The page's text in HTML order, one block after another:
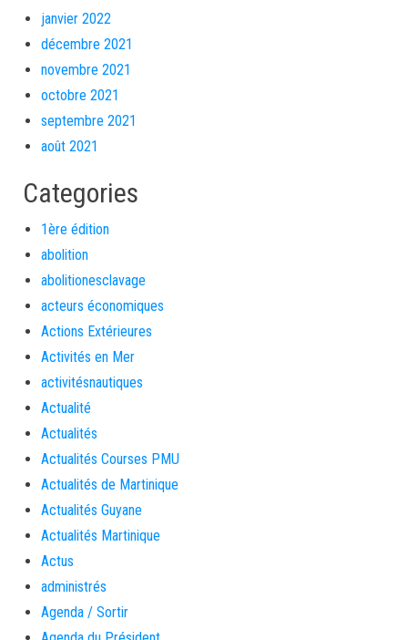
janvier 2022
décembre 2021
novembre 2021
octobre 2021
septembre 2021
août 2021
Categories
1ère édition
abolition
abolitionesclavage
acteurs économiques
Actions Extérieures
Activités en Mer
activitésnautiques
Actualité
Actualités
Actualités Courses PMU
Actualités de Martinique
Actualités Guyane
Actualités Martinique
Actus
administrés
Agenda / Sortir